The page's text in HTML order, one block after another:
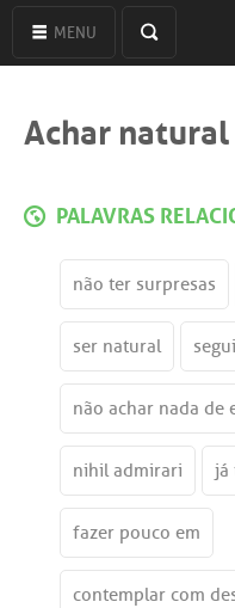
MENU
Achar natural
PALAVRAS
não ter surpresas
ser natural
não achar nada de
nihil admirari já
fazer pouco em
contemplar com